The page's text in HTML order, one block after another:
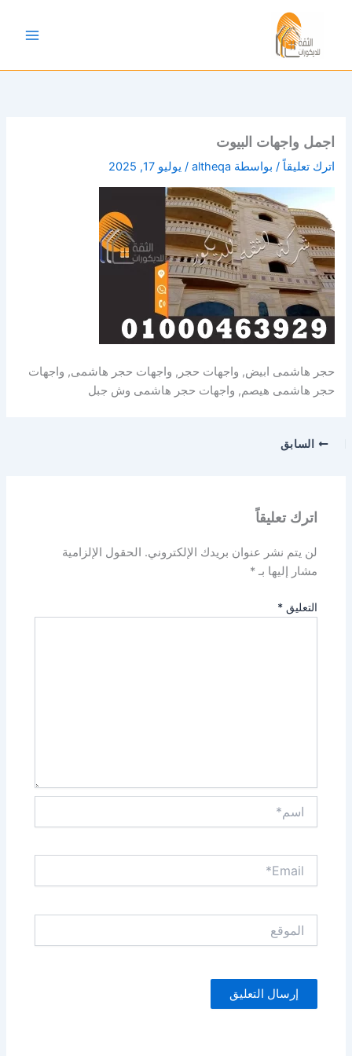
المحتوى
اجمل واجهات البيوت
اترك تعليقاً / بواسطة altheqa
/ يوليو 17, 2025
حجر هاشمى ابيض, واجهات حجر, واجهات حجر هاشمى, واجهات
حجر هاشمى هيصم, واجهات حجر هاشمى وش جبل
السابق
اترك تعليقاً
لن يتم نشر عنوان بريدك الإلكتروني. الحقول الإلزامية
مشار إليها بـ*
التعليق*